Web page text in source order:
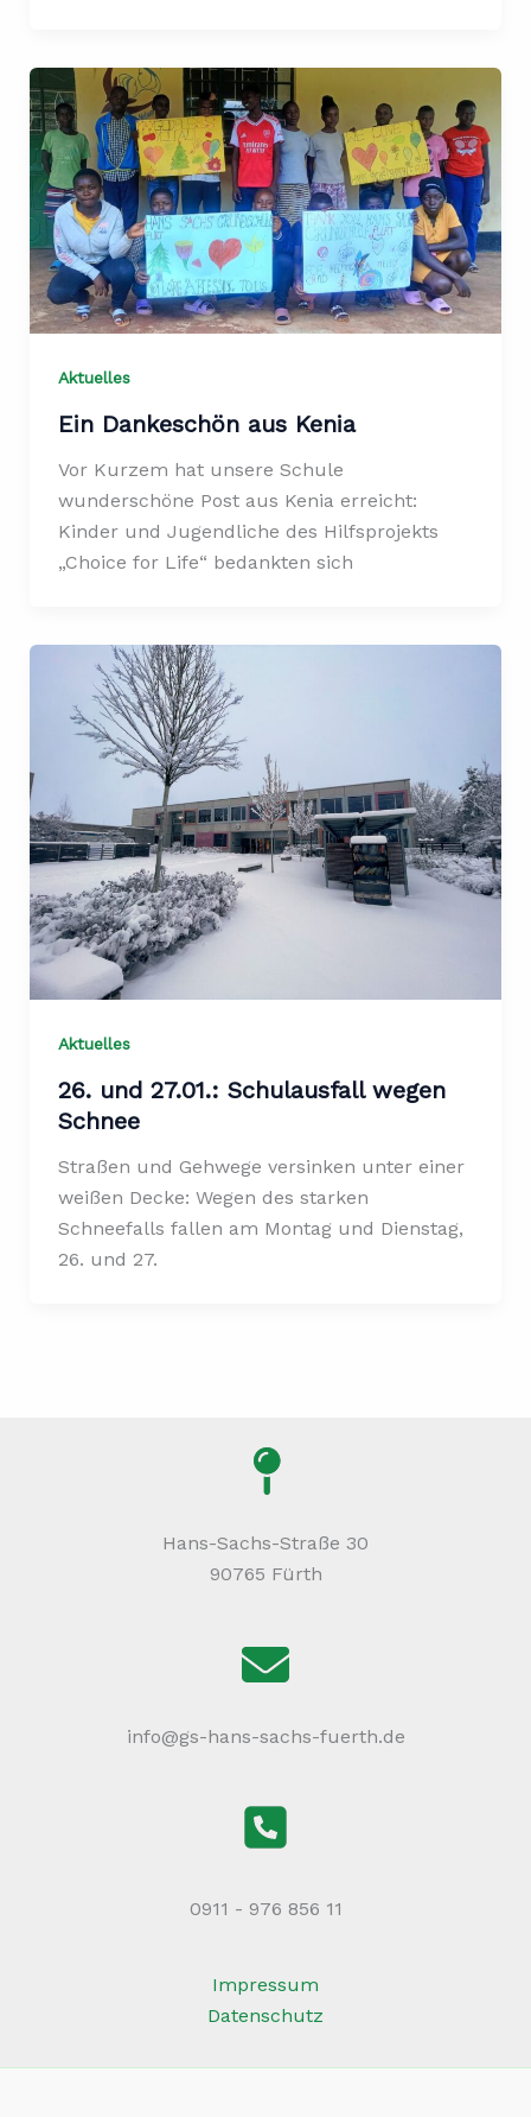
Aktuelles
Ein Dankeschön aus Kenia
Vor Kurzem hat unsere Schule
wunderschöne Post aus Kenia erreicht:
Kinder und Jugendliche des Hilfsprojekts
„Choice for Life“ bedankten sich
Aktuelles
26. und 27.01.: Schulausfall wegen
Schnee
Straßen und Gehwege versinken unter einer
weißen Decke: Wegen des starken
Schneefalls fallen am Montag und Dienstag,
26. und 27.
Hans-Sachs-Straße 30
90765 Fürth
info@gs-hans-sachs-fuerth.de
0911 - 976 856 11
Impressum
Datenschutz